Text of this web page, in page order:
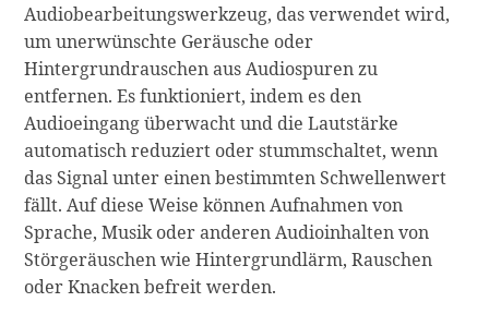
Audiobearbeitungswerkzeug, das verwendet wird,
um unerwünschte Geräusche oder
Hintergrundrauschen aus Audiospuren zu
entfernen. Es funktioniert, indem es den
Audioeingang überwacht und die Lautstärke
automatisch reduziert oder stummschaltet, wenn
das Signal unter einen bestimmten Schwellenwert
fällt. Auf diese Weise können Aufnahmen von
Sprache, Musik oder anderen Audioinhalten von
Störgeräuschen wie Hintergrundlärm, Rauschen
oder Knacken befreit werden.